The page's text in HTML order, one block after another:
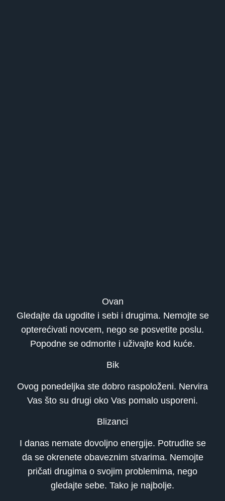
Ovan
Gledajte da ugodite i sebi i drugima. Nemojte se
opterećivati novcem, nego se posvetite poslu.
Popodne se odmorite i uživajte kod kuće.
Bik
Ovog ponedeljka ste dobro raspoloženi. Nervira
Vas što su drugi oko Vas pomalo usporeni.
Blizanci
I danas nemate dovoljno energije. Potrudite se
da se okrenete obaveznim stvarima. Nemojte
pričati drugima o svojim problemima, nego
gledajte sebe. Tako je najbolje.